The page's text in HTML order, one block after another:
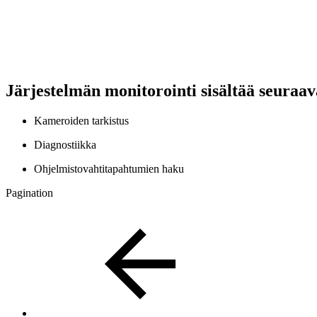
Järjestelmän monitorointi sisältää
Kameroiden tarkistus
Diagnostiikka
Ohjelmistovahtitapahtumien haku
Pagination